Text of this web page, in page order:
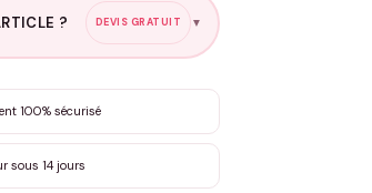
? DEVIS GRATUIT ▼
la demande
100% sécurisé
sous 14 jours